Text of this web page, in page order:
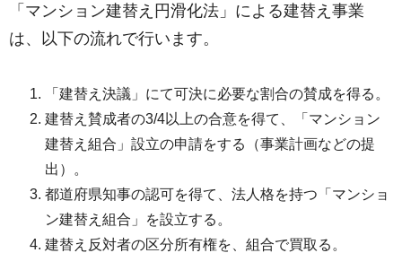
「マンション建替え円滑化法」による建替え事業
は、以下の流れで行います。
「建替え決議」にて可決に必要な割合の賛成を得る。
建替え賛成者の3/4以上の合意を得て、「マンション
建替え組合」設立の申請をする（事業計画などの提
出）。
都道府県知事の認可を得て、法人格を持つ「マンショ
ン建替え組合」を設立する。
建替え反対者の区分所有権を、組合で買取る。